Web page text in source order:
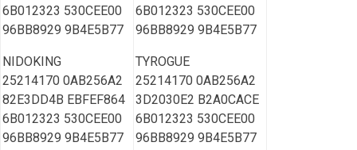
6B012323 530CEE00
96BB8929 9B4E5B77
NIDOKING
25214170 0AB256A2
82E3DD4B EBFEF864
6B012323 530CEE00
96BB8929 9B4E5B77
6B012323 530CEE00
96BB8929 9B4E5B77
TYROGUE
25214170 0AB256A2
3D2030E2 B2A0CACE
6B012323 530CEE00
96BB8929 9B4E5B77